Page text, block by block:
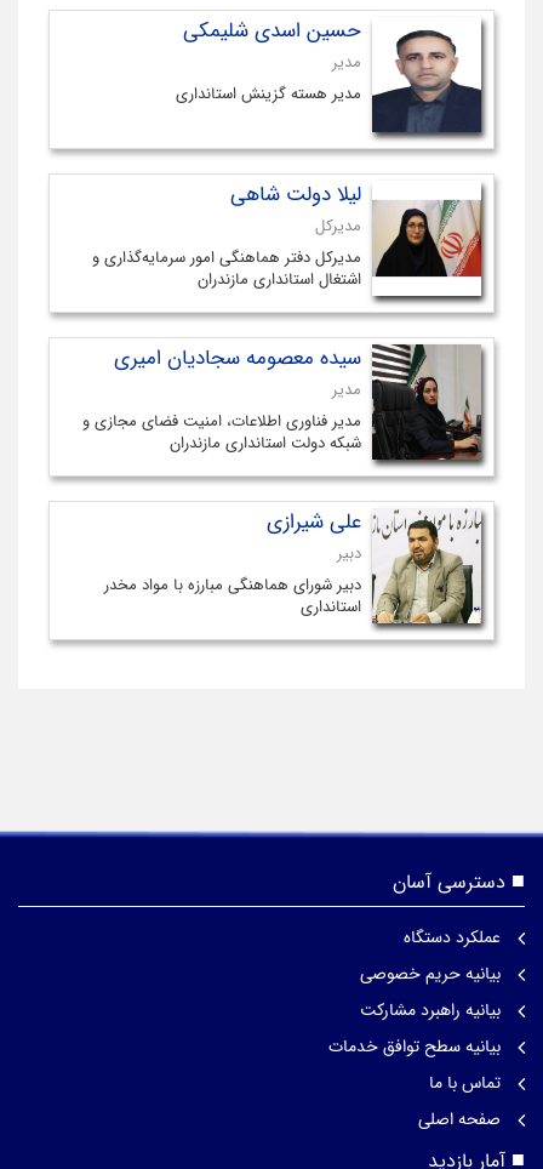
حسین اسدی شلیمکی
مدیر
مدیر هسته گزینش استانداری
لیلا دولت شاهی
مدیرکل
مدیرکل دفتر هماهنگی امور سرمایه‌گذاری و
اشتغال استانداری مازندران
سیده معصومه سجادیان امیری
مدیر
مدیر فناوری اطلاعات، امنیت فضای مجازی و
شبکه دولت استانداری مازندران
علی شیرازی
دبیر
دبیر شورای هماهنگی مبارزه با مواد مخدر
استانداری
دسترسی آسان
عملکرد دستگاه
بیانیه حریم خصوصی
بیانیه راهبرد مشارکت
بیانیه سطح توافق خدمات
تماس با ما
صفحه اصلی
آمار بازدید